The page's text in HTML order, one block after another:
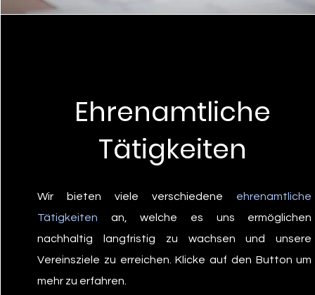
Ehrenamtliche
Tätigkeiten
Wir bieten viele verschiedene ehrenamtliche
Tätigkeiten an, welche es uns ermöglichen
nachhaltig langfristig zu wachsen und unsere
Vereinsziele zu erreichen. Klicke auf den Button um
mehr zu erfahren.